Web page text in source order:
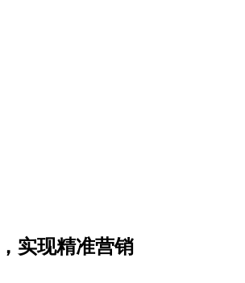
实现精准营销